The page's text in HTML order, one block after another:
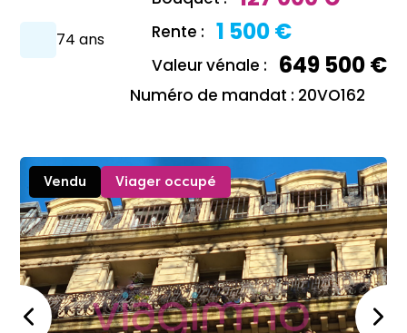
74 ans Rente : 1 500 €
Valeur vénale : 649 500 €
Numéro de mandat : 20VO162
Vendu Viager occupé